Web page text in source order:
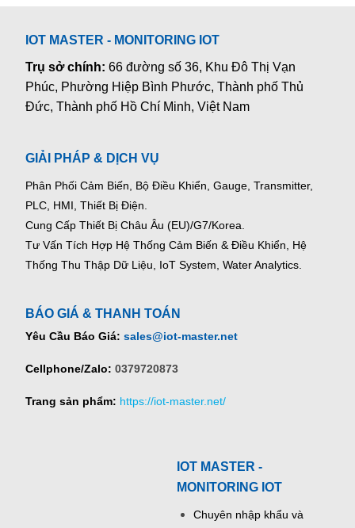
IOT MASTER - MONITORING IOT
Trụ sở chính:66 đường số 36, Khu Đô Thị Vạn
Phúc, Phường Hiệp Bình Phước, Thành phố Thủ
Đức, Thành phố Hồ Chí Minh, Việt Nam
GIẢI PHÁP & DỊCH VỤ
Phân Phối Cảm Biến, Bộ Điều Khiển, Gauge, Transmitter,
PLC, HMI, Thiết Bị Điện.
Cung Cấp Thiết Bị Châu Âu (EU)/G7/Korea.
Tư Vấn Tích Hợp Hệ Thống Cảm Biến & Điều Khiển, Hệ
Thống Thu Thập Dữ Liệu, IoT System, Water Analytics.
BÁO GIÁ & THANH TOÁN
Yêu Cầu Báo Giá: sales@iot-master.net
Cellphone/Zalo: 0379720873
Trang sản phẩm: https://iot-master.net/
IOT MASTER -
MONITORING IOT
Chuyên nhập khẩu và